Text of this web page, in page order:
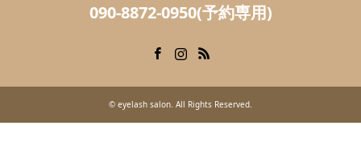
090-8872-0950(予約専用)
© eyelash salon. All Rights Reserved.